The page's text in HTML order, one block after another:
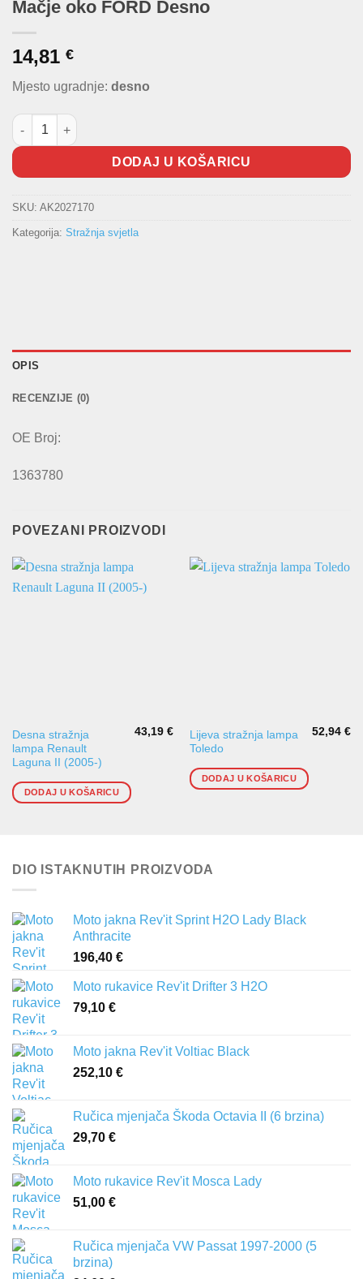
Mačje oko FORD Desno
14,81 €
Mjesto ugradnje: desno
Mačje oko FORD Desno količina
DODAJ U KOŠARICU
SKU: AK2027170
Kategorija: Stražnja svjetla
OPIS
RECENZIJE (0)
OE Broj:
1363780
POVEZANI PROIZVODI
Desna stražnja
lampa Renault
Laguna II (2005-)
43,19€
DODAJ U KOŠARICU
Lijeva stražnja lampa
Toledo
52,94€
DODAJ U KOŠARICU
DIO ISTAKNUTIH PROIZVODA
Moto jakna Rev'it Sprint H2O Lady Black
Anthracite
196,40 €
Moto rukavice Rev'it Drifter 3 H2O
79,10 €
Moto jakna Rev'it Voltiac Black
252,10 €
Ručica mjenjača Škoda Octavia II (6 brzina)
29,70 €
Moto rukavice Rev'it Mosca Lady
51,00 €
Ručica mjenjača VW Passat 1997-2000 (5
brzina)